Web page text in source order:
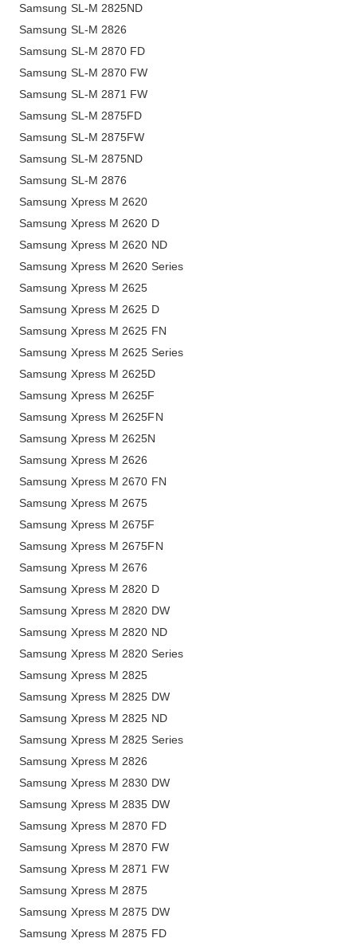
Samsung SL-M 2825ND
Samsung SL-M 2826
Samsung SL-M 2870 FD
Samsung SL-M 2870 FW
Samsung SL-M 2871 FW
Samsung SL-M 2875FD
Samsung SL-M 2875FW
Samsung SL-M 2875ND
Samsung SL-M 2876
Samsung Xpress M 2620
Samsung Xpress M 2620 D
Samsung Xpress M 2620 ND
Samsung Xpress M 2620 Series
Samsung Xpress M 2625
Samsung Xpress M 2625 D
Samsung Xpress M 2625 FN
Samsung Xpress M 2625 Series
Samsung Xpress M 2625D
Samsung Xpress M 2625F
Samsung Xpress M 2625FN
Samsung Xpress M 2625N
Samsung Xpress M 2626
Samsung Xpress M 2670 FN
Samsung Xpress M 2675
Samsung Xpress M 2675F
Samsung Xpress M 2675FN
Samsung Xpress M 2676
Samsung Xpress M 2820 D
Samsung Xpress M 2820 DW
Samsung Xpress M 2820 ND
Samsung Xpress M 2820 Series
Samsung Xpress M 2825
Samsung Xpress M 2825 DW
Samsung Xpress M 2825 ND
Samsung Xpress M 2825 Series
Samsung Xpress M 2826
Samsung Xpress M 2830 DW
Samsung Xpress M 2835 DW
Samsung Xpress M 2870 FD
Samsung Xpress M 2870 FW
Samsung Xpress M 2871 FW
Samsung Xpress M 2875
Samsung Xpress M 2875 DW
Samsung Xpress M 2875 FD